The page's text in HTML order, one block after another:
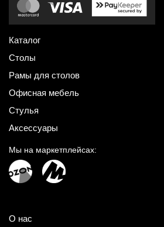
Каталог
Столы
Рамы для столов
Офисная мебель
Стулья
Аксессуары
Мы на маркетплейсах:
О нас